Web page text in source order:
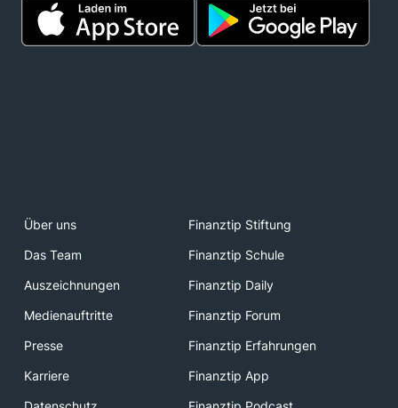
Über uns
Finanztip Stiftung
Das Team
Finanztip Schule
Auszeichnungen
Finanztip Daily
Medienauftritte
Finanztip Forum
Presse
Finanztip Erfahrungen
Karriere
Finanztip App